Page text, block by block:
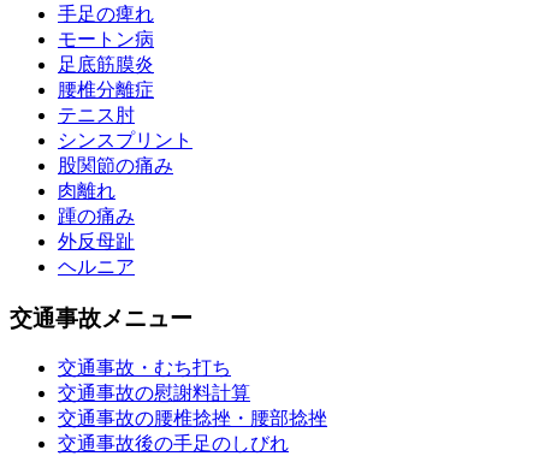
手足の痺れ
モートン病
足底筋膜炎
腰椎分離症
テニス肘
シンスプリント
股関節の痛み
肉離れ
踵の痛み
外反母趾
ヘルニア
交通事故メニュー
交通事故・むち打ち
交通事故の慰謝料計算
交通事故の腰椎捻挫・腰部捻挫
交通事故後の手足のしびれ